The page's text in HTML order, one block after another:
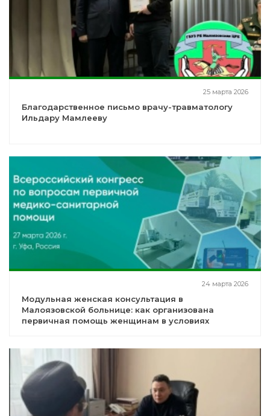
25 марта 2026
Благодарственное письмо врачу-травматологу
Ильдару Мамлееву
24 марта 2026
Модульная женская консультация в
Малоязовской больнице: как организована
первичная помощь женщинам в условиях